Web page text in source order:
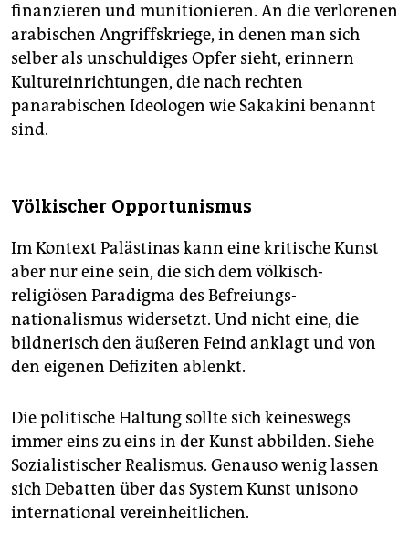
finanzieren und munitionieren. An die verlorenen
arabischen Angriffskriege, in denen man sich
selber als unschuldiges Opfer sieht, erinnern
Kultureinrichtungen, die nach rechten
panarabischen Ideologen wie Sakakini benannt
sind.
Völkischer Opportunismus
Im Kontext Palästinas kann eine kritische Kunst
aber nur eine sein, die sich dem völkisch-
religiösen Paradigma des Befreiungs­
nationalismus widersetzt. Und nicht eine, die
bildnerisch den äußeren Feind anklagt und von
den eigenen Defiziten ablenkt.
Die politische Haltung sollte sich keineswegs
immer eins zu eins in der Kunst abbilden. Siehe
Sozialistischer Realismus. Genauso wenig lassen
sich Debatten über das System Kunst unisono
international vereinheitlichen.